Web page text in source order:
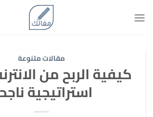
للمحتوى
مقالات متنوعة
كيفية الربح من
استراتيجية